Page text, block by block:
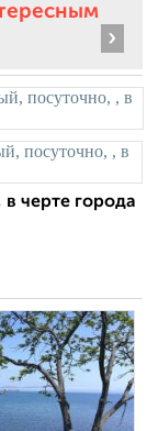
›
черте города